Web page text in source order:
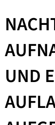
UND